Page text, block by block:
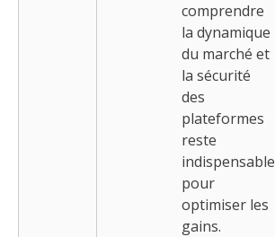
comprendre
la dynamique
du marché et
la sécurité
des
plateformes
reste
indispensable
pour
optimiser les
gains.